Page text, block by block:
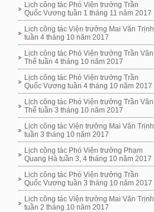
Lịch công tác Phó Viện trưởng Trần
Quốc Vương tuần 1 tháng 11 năm 2017
Lịch công tác Viện trưởng Mai Văn Trịnh
tuần 4 tháng 10 năm 2017
Lịch công tác Phó Viện trưởng Trần Văn
Thể tuần 4 tháng 10 năm 2017
Lịch công tác Phó Viện trưởng Trần
Quốc Vương tuần 4 tháng 10 năm 2017
Lịch công tác Phó Viện trưởng Trần Văn
Thể tuần 3 tháng 10 năm 2017
Lịch công tác Viện trưởng Mai Văn Trịnh
tuần 3 tháng 10 năm 2017
Lịch công tác Phó Viện trưởng Phạm
Quang Hà tuần 3, 4 tháng 10 năm 2017
Lịch công tác Phó Viện trưởng Trần
Quốc Vương tuần 3 tháng 10 năm 2017
Lịch công tác Viện trưởng Mai Văn Trịnh
tuần 2 tháng 10 năm 2017